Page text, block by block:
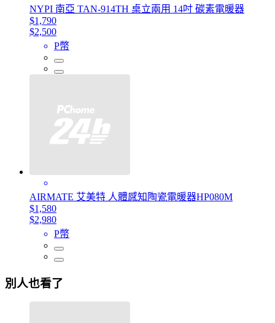
NYPI 南亞 TAN-914TH 桌立兩用 14吋 碳素電暖器
$1,790
$2,500
P幣
AIRMATE 艾美特 人體感知陶瓷電暖器HP080M
$1,580
$2,980
P幣
別人也看了